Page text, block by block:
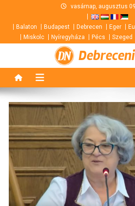
content
vasárnap, augusztus
Balaton Budapest Debrecen Eger
Miskolc
Nyíregyháza Pécs Szeged